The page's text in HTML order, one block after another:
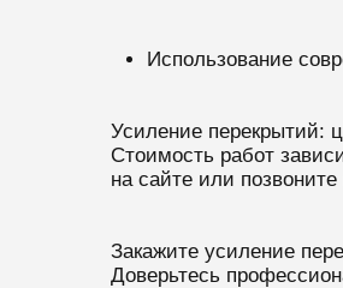
Использование
Усиление перекрытий:
Стоимость работ
на сайте или
Закажите усиление
Доверьтесь